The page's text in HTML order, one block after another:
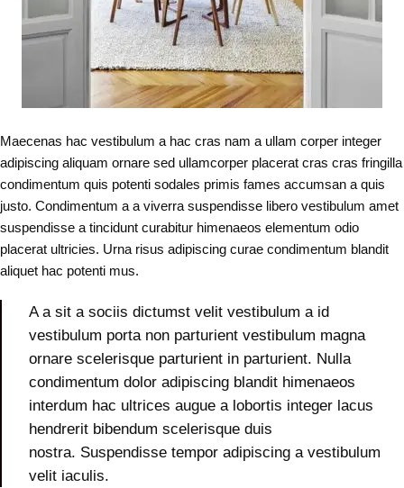
Maecenas hac vestibulum a hac cras nam a ullam corper integer
adipiscing aliquam ornare sed ullamcorper placerat cras cras fringilla
condimentum quis potenti sodales primis fames accumsan a quis
justo. Condimentum a a viverra suspendisse libero vestibulum amet
suspendisse a tincidunt curabitur himenaeos elementum odio
placerat ultricies. Urna risus adipiscing curae condimentum blandit
aliquet hac potenti mus.
A a sit a sociis dictumst velit vestibulum a id
vestibulum porta non parturient vestibulum magna
ornare scelerisque parturient in parturient. Nulla
condimentum dolor adipiscing blandit himenaeos
interdum hac ultrices augue a lobortis integer lacus
hendrerit bibendum scelerisque duis
nostra. Suspendisse tempor adipiscing a vestibulum
velit iaculis.